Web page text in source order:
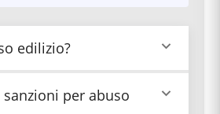
edilizio?
un illecito penale che consiste
di un'opera edilizia in
per abuso